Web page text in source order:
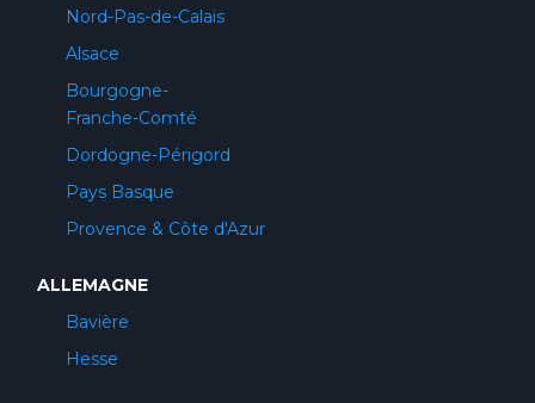
Nord-Pas-de-Calais
Alsace
Bourgogne-
Franche-Comté
Dordogne-Périgord
Pays Basque
Provence & Côte d'Azur
ALLEMAGNE
Bavière
Hesse